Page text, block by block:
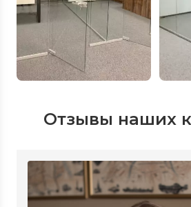
Отзывы наших